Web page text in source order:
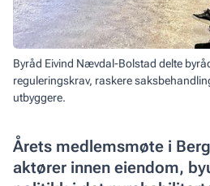
Byråd Eivind Nævdal-Bolstad delte
reguleringskrav, raskere
utbyggere.
Årets medlemsmøte i
aktører innen eiendom,